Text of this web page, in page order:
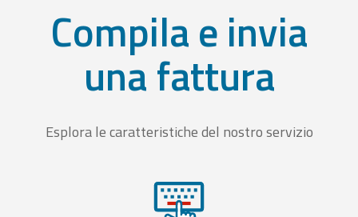
Compila e invia
una fattura
Esplora le caratteristiche del nostro servizio